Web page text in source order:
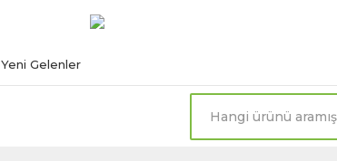
Yeni Gelenler